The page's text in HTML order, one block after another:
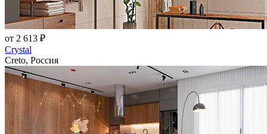
от 2 613 ₽
Crystal
Creto, Россия